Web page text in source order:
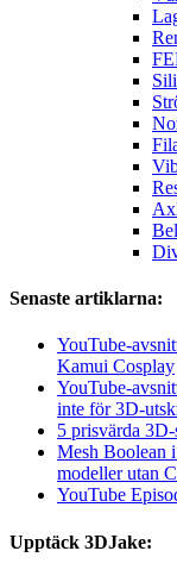
Senaste artiklarna:
YouTube-
Kamui Cosplay
YouTube-
inte för 3D-
5 prisvärda
Mesh Boolean
modeller utan
YouTube
Upptäck 3DJake: